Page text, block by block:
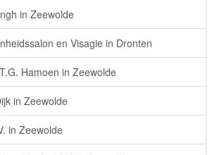
in Zeewolde
en Visagie in Dronten
Hamoen in Zeewolde
in Zeewolde
in Zeewolde